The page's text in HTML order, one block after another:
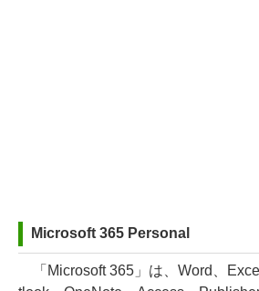
Microsoft 365 Personal
「Microsoft 365」は、Word、